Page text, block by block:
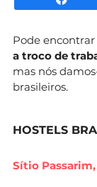
Pode encontrar
a troco de
mas nós
brasileiros.
HOSTELS
Sítio